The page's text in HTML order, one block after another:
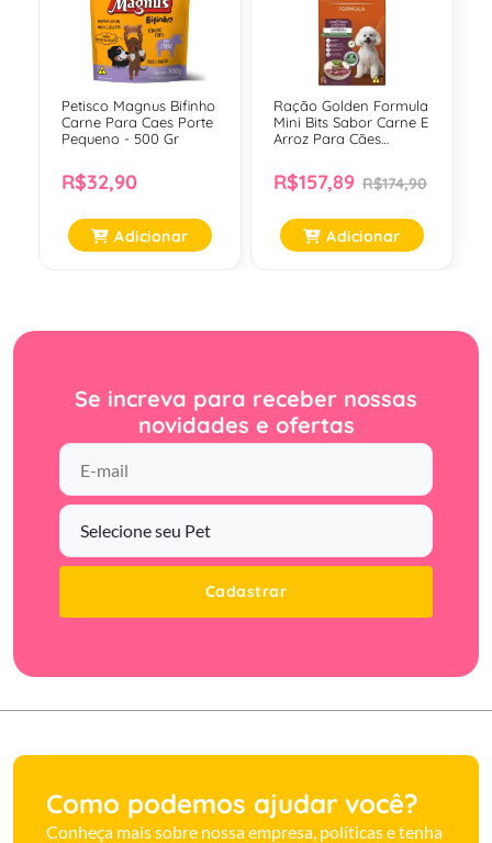
Petisco Magnus Bifinho
Carne Para Caes Porte
Pequeno - 500 Gr
R$32,90
Adicionar
Ração Golden Formula
Mini Bits Sabor Carne E
Arroz Para Cães
Pequenas - 15Kg
R$157,89 R$174,90
Adicionar
Se increva para receber nossas
novidades e ofertas
Cadastrar
Como podemos ajudar você?
Conheça mais sobre nossa empresa, políticas e tenha